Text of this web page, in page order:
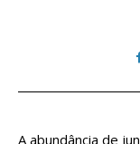
A abundância de